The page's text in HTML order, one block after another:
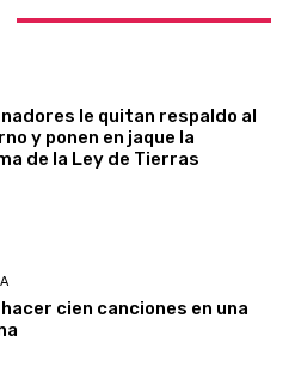
le quitan respaldo al
y ponen en jaque la
de la Ley de Tierras
hacer cien canciones en una